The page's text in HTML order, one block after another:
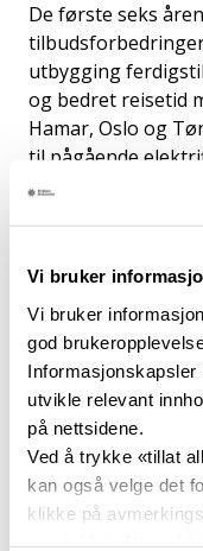
Vi bruker
Vi bruker
god
Informasjonskapsler
utvikle relevant
på nettsidene.
Ved å trykke «tillat
kan også velge det
klikke på
De første seks
utbygging
og bedret reisetid
Hamar, Oslo og
til pågående
Trondheim og på
Sammenlignet med
lik – men
innebærer at flere
NTP skulle startes
til oppstart i siste
Plan på kort
Følgende utvikling
startes i årene